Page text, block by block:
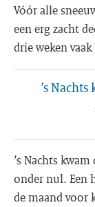
Vóór alle
een erg zacht
drie weken
’s
’s Nachts
onder nul. Een
de maand voor